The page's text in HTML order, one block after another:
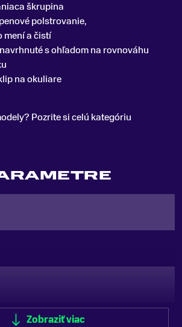
škrupina
polstrovanie,
mení a čistí
s ohľadom na rovnováhu
na okuliare
Pozrite si celú kategóriu
Zobraziť viac